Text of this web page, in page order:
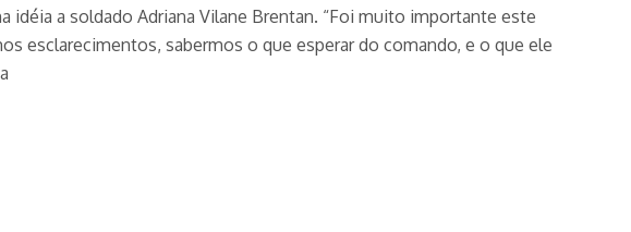
a soldado Adriana Vilane Brentan. “Foi muito importante este
esclarecimentos, sabermos o que esperar do comando, e o que ele